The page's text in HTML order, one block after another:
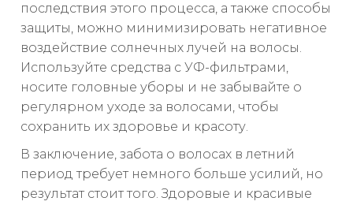
последствия этого процесса, а также способы
защиты, можно минимизировать негативное
воздействие солнечных лучей на волосы.
Используйте средства с УФ-фильтрами,
носите головные уборы и не забывайте о
регулярном уходе за волосами, чтобы
сохранить их здоровье и красоту.
В заключение, забота о волосах в летний
период требует немного больше усилий, но
результат стоит того. Здоровые и красивые